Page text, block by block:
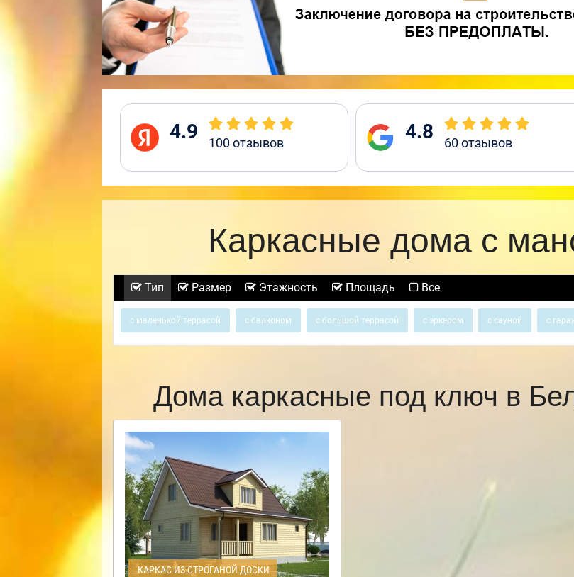
4.9 100отзывов 4.8 60отзывов
Каркасные дома с
Тип Размер Этажность Площадь Все
с маленькой террасой с балконом с большой террасой с эркером с сауной с
Дома каркасные под ключ в
КАРКАС ИЗ СТРОГАНОЙ ДОСКИ